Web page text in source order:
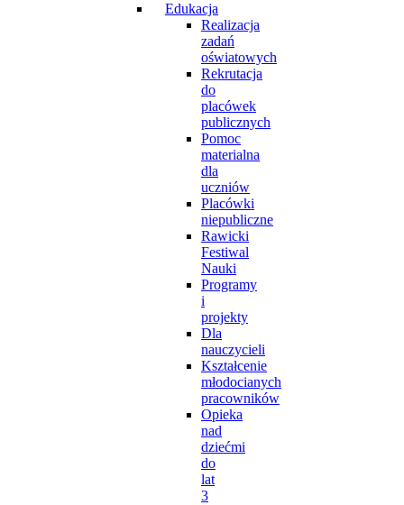
Edukacja
Realizacja
zadań
oświatowych
Rekrutacja
do
placówek
publicznych
Pomoc
materialna
dla
uczniów
Placówki
niepubliczne
Rawicki
Festiwal
Nauki
Programy
i
projekty
Dla
nauczycieli
Kształcenie
młodocianych
pracowników
Opieka
nad
dziećmi
do
lat
3